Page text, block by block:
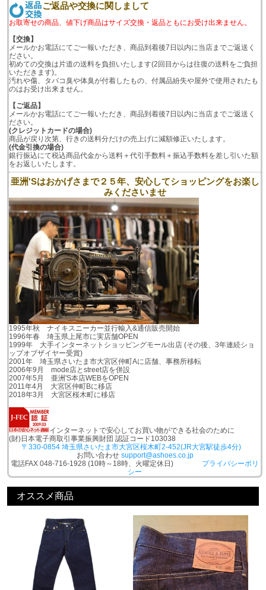
ご返品や交換に関しまして
お取寄せの商品、値下げ商品はサイズ交換・返品ともにお受け出来ません。
【交換】
メールかお電話にてご一報いただき、商品到着後7日以内に当店までご返送く
ださい。
初めての交換は片道の送料を負担いたします(2回目からは往復の送料をご負担
いただきます)。
汚れや傷、タバコ臭や体臭が付着したもの、付属品紛失や屋外で使用されたも
のはお受け出来ません。
【ご返品】
メールかお電話にてご一報いただき、商品到着後7日以内に当店までご返送く
ださい。
(クレジットカードの場合)
商品が戻り次第、行きの送料分だけの売上げに減額修正いたします。
(代金引換の場合)
銀行振込にて税込商品代金から送料＋代引手数料＋振込手数料を差し引いた額
をお返しいたします。
亜洲'Sはおかげさまで２５年、安心してショッピングをお楽し
みくださいませ
1995年秋 ナイキスニーカー並行輸入&通信販売開始
1996年春 埼玉県上尾市に実店舗OPEN
1999年 大手インターネットショッピングモール出店 (その後、3年連続ショ
ップオブザイヤー受賞)
2001年 埼玉県さいたま市大宮区仲町Aに店舗、事務所移転
2006年9月 mode店とstreet店を併設
2007年5月 亜洲'S本店WEBをOPEN
2011年4月 大宮区仲町Bに移店
2018年3月 大宮区桜木町に移店
インターネットで安心してお買い物ができる社会のために
(財)日本電子商取引事業振興財団 認証コード103038
〒330-0854 埼玉県さいたま市大宮区桜木町2-452(JR大宮駅徒歩4分)
お問い合わせ support@ashoes.co.jp
電話FAX 048-716-1928 (10時～18時、火曜定休日) プライバシーポリ
シー
オススメ商品